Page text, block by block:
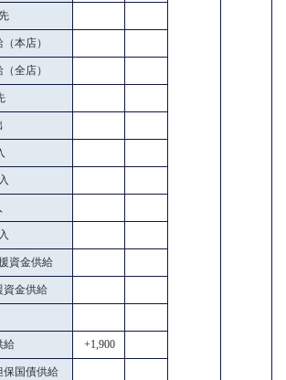
本店）
全店）
資金供給
資金供給
給 +1,900
保国債供給